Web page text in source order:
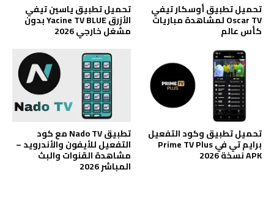
تحميل تطبيق أوسكار تيفي
Oscar TV لمشاهدة مباريات
كأس عالم
تحميل تطبيق ياسين تيفي
الأزرق Yacine TV BLUE بدون
مشغل خارجي 2026
تحميل تطبيق وكود التفعيل
برايم تي في Prime TV Plus
APK نسخة 2026
تطبيق Nado TV مع كود
التفعيل للأيفون والأندرويد –
مشاهدة القنوات والبث
المباشر 2026